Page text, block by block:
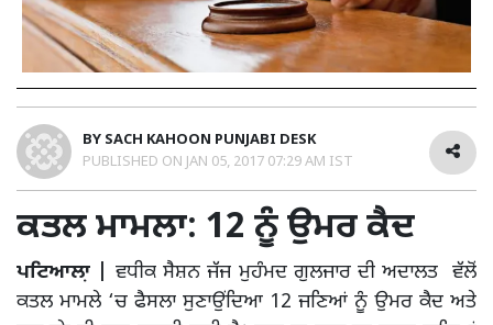
BY SACH KAHOON PUNJABI DESK
PUBLISHED ON JAN 05, 2017 07:29 AM IST
ਕਤਲ ਮਾਮਲਾ: 12 ਨੂੰ ਉਮਰ ਕੈਦ
ਪਟਿਆਲਾ਼ | ਵਧੀਕ ਸੈਸ਼ਨ ਜੱਜ ਮੁਹੰਮਦ ਗੁਲਜਾਰ ਦੀ ਅਦਾਲਤ ਵੱਲੋਂ
ਕਤਲ ਮਾਮਲੇ ‘ਚ ਫੈਸਲਾ ਸੁਣਾਉਂਦਿਆ 12 ਜਣਿਆਂ ਨੂੰ ਉਮਰ ਕੈਦ ਅਤੇ